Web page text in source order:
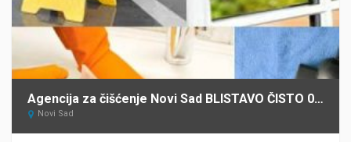
Agencija za čišćenje Novi Sad BLISTAVO ČISTO 021
Novi Sad